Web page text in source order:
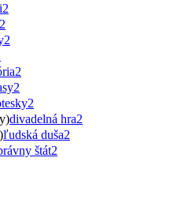
2
2
2
2
2
2
divadelná hra2
ľudská duša2
štát2